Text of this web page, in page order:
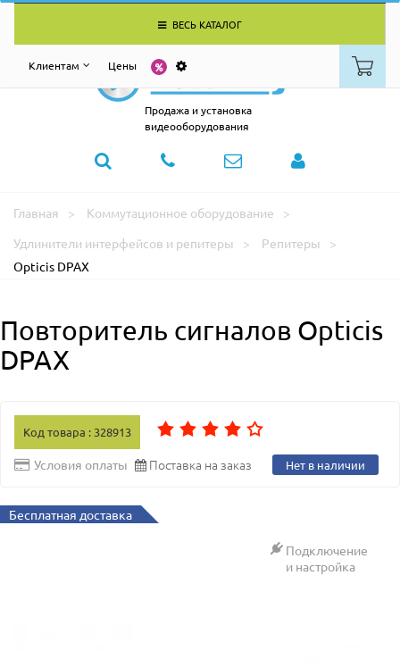
ВЕСЬ КАТАЛОГ
Клиентам Цены
Продажа и установка
видеооборудования
Главная
Коммутационное оборудование
Удлинители интерфейсов и репитеры
Репитеры
Opticis DPAX
Повторитель сигналов Opticis
DPAX
Код товара : 328913
Условия оплаты Поставка на заказ Нет в наличии
Бесплатная доставка
Подключение
и настройка